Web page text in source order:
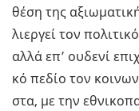
θέση της
λιερ­γεί τον
αλλά επ’ ου­δε­νί
κό πεδίο τον
στα, με την